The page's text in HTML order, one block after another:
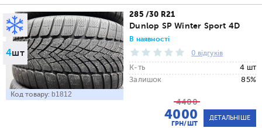
4шт
Код товару: b1812
285 /30 R21
Dunlop SP Winter Sport 4D
В наявності
0 відгуків
К-ть
4 шт
Залишок
85%
4400
4000
ГРН/ШТ
ДЕТАЛЬНІШЕ